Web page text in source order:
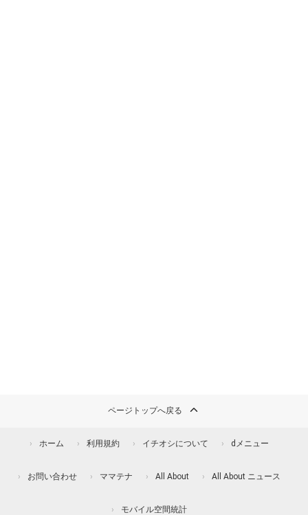
ページトップへ戻る
ホーム 利用規約 イチオシについて dメニュー
お問い合わせ ママテナ All About All About ニュース
モバイル空間統計